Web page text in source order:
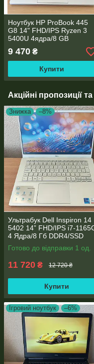
Ноутбук HP ProBook 445
G8 14" FHD/IPS Ryzen 3
5400U 4ядра/8 GB
M.2/AMD Radeon RX Vega
6/WebCam
9 470 ₴
Купити
Акційні пропозиції
Знижка –8%
Ультрабук Dell Inspiron 14
5402 14” FHD/IPS i7-
4 Ядра/8 Гб DDR4/SSD
512Gb/ Intel Iris Xe
Готово до відправки 1 од.
11 720 ₴ 12 720 ₴
Купити
Ігровий ноутбук –6%